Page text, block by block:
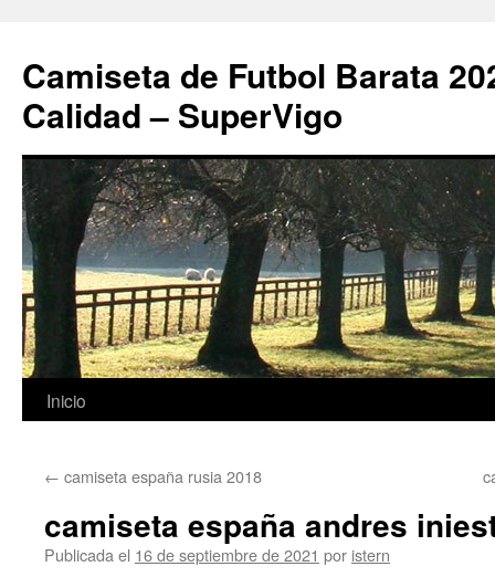
Camiseta de Futbol Barata
Calidad – SuperVigo
Saltar
contenido
Inicio
← camiseta españa rusia 2018
camiseta españa andres
Publicada el 16 de septiembre de 2021 por istern